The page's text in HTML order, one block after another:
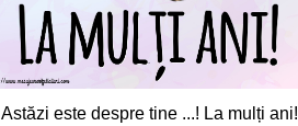
Astăzi este despre tine ...! La mulți ani!